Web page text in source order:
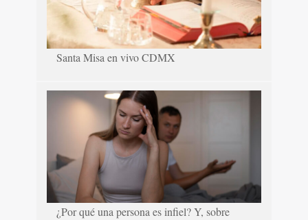
Santa Misa en vivo CDMX
¿Por qué una persona es infiel? Y, sobre